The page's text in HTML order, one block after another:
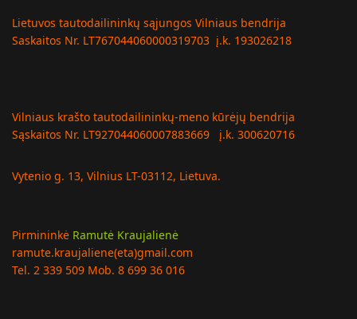
Lietuvos tautodailininkų sąjungos Vilniaus bendrija
Saskaitos Nr. LT767044060000319703 į.k. 193026218
Vilniaus krašto tautodailininkų-meno kūrėjų bendrija
Sąskaitos Nr. LT927044060007883669 į.k. 300620716
Vytenio g. 13, Vilnius LT-03112, Lietuva.
Pirmininkė Ramutė Kraujalienė
ramute.kraujaliene(eta)gmail.com
Tel. 2 339 509 Mob. 8 699 36 016